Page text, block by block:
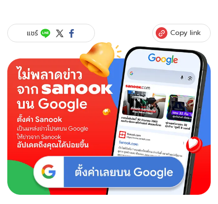
แชร์ Copy link